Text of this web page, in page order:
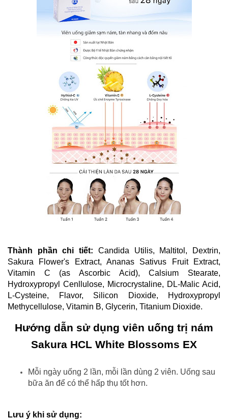
Thành phần chi tiết: Candida Utilis, Maltitol, Dextrin,
Sakura Flower's Extract, Ananas Sativus Fruit Extract,
Vitamin C (as Ascorbic Acid), Calsium Stearate,
Hydroxypropyl Cenllulose, Microcrystaline, DL-Malic Acid,
L-Cysteine, Flavor, Silicon Dioxide, Hydroxypropyl
Methycellulose, Vitamin B, Glycerin, Titanium Dioxide.
Hướng dẫn sử dụng viên uống trị nám
Sakura HCL White Blossoms EX
Mỗi ngày uống 2 lần, mỗi lần dùng 2 viên. Uống sau
bữa ăn để có thể hấp thụ tốt hơn.
Lưu ý khi sử dụng: